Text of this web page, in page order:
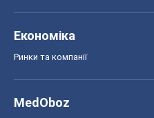
Економіка
Ринки та компанії
MedOboz